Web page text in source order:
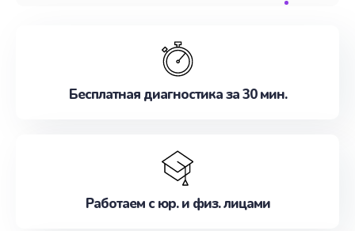
наилучшим образом. Не медлите записаться на
Бесплатная диагностика за 30 мин.
Работаем с юр. и физ. лицами